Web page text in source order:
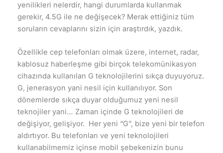
yenilikleri nelerdir, hangi durumlarda kullanmak
gerekir, 4.5G ile ne değişecek? Merak ettiğiniz tüm
soruların cevaplarını sizin için araştırdık, yazdık.
Özellikle cep telefonları olmak üzere, internet, radar,
kablosuz haberleşme gibi birçok telekomünikasyon
cihazında kullanılan G teknolojilerini sıkça duyuyoruz.
G, jenerasyon yani nesil için kullanılıyor. Son
dönemlerde sıkça duyar olduğumuz yeni nesil
teknojiler yani… Zaman içinde G teknolojileri de
değişiyor, gelişiyor. Her yeni “G”, bize yeni bir telefon
aldırtıyor. Bu telefonları ve yeni teknolojileri
kullanabilmemiz içinse mobil şebekenizin bunu